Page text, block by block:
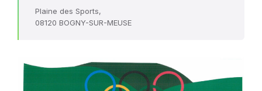
Plaine des Sports,
08120 BOGNY-SUR-MEUSE